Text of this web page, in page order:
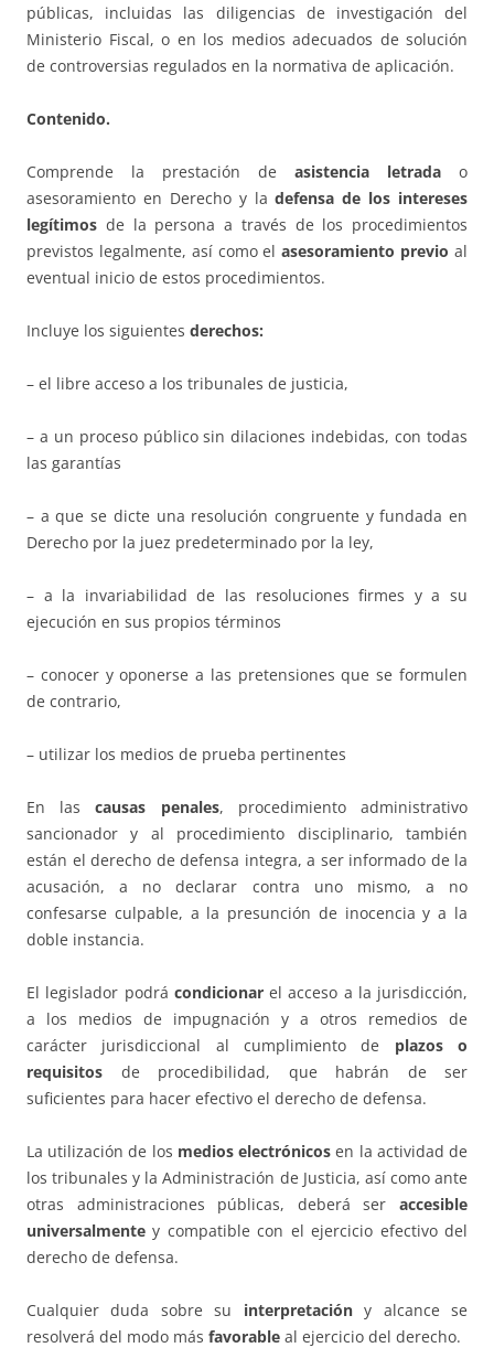
públicas, incluidas las diligencias de investigación del
Ministerio Fiscal, o en los medios adecuados de solución
de controversias regulados en la normativa de aplicación.
Contenido.
Comprende la prestación de asistencia letrada o
asesoramiento en Derecho y ladefensa de los intereses
legítimos de la persona a través de los procedimientos
previstos legalmente, así como elasesoramiento previo al
eventual inicio de estos procedimientos.
Incluye los siguientes derechos:
– el libre acceso a los tribunales de justicia,
– a un proceso público sin dilaciones indebidas, con todas
las garantías
– a que se dicte una resolución congruente y fundada en
Derecho por la juez predeterminado por la ley,
– a la invariabilidad de las resoluciones firmes y a su
ejecución en sus propios términos
– conocer y oponerse a las pretensiones que se formulen
de contrario,
– utilizar los medios de prueba pertinentes
En lascausas penales, procedimiento administrativo
sancionador y al procedimiento disciplinario, también
están el derecho de defensa integra, a ser informado de la
acusación, a no declarar contra uno mismo, a no
confesarse culpable, a la presunción de inocencia y a la
doble instancia.
El legislador podrá condicionarel acceso a la jurisdicción,
a los medios de impugnación y a otros remedios de
carácter jurisdiccional al cumplimiento de plazos o
requisitos de procedibilidad, que habrán de ser
suficientes para hacer efectivo el derecho de defensa.
La utilización de los medios electrónicos en la actividad de
los tribunales y la Administración de Justicia, así como ante
otras administraciones públicas, deberá ser accesible
universalmente y compatible con el ejercicio efectivo del
derecho de defensa.
Cualquier duda sobre su interpretacióny alcance se
resolverá del modo más favorable al ejercicio del derecho.